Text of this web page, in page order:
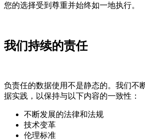
您的选择受到尊重并始终如一地执行。
我们持续的责任
负责任的数据使用不是静态的。我们不
据实践，以保持与以下内容的一致性：
不断发展的法律和法规
技术变革
伦理标准